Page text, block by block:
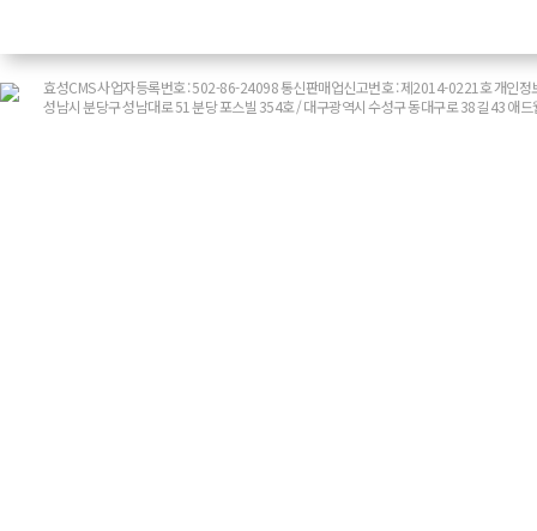
효성CMS 사업자등록번호 : 502-86-24098 통신판매업신고번호 : 제2014-0221호 개인정
성남시 분당구 성남대로 51 분당 포스빌 354호 / 대구광역시 수성구 동대구로 38길 43